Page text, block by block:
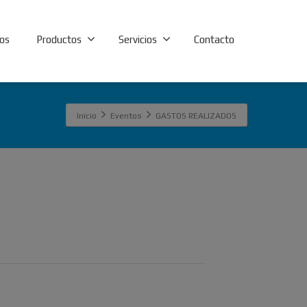
Productos Servicios Contacto
Inicio Eventos GASTOS REALIZADOS